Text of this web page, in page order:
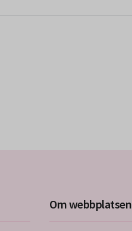
Om webbplatsen